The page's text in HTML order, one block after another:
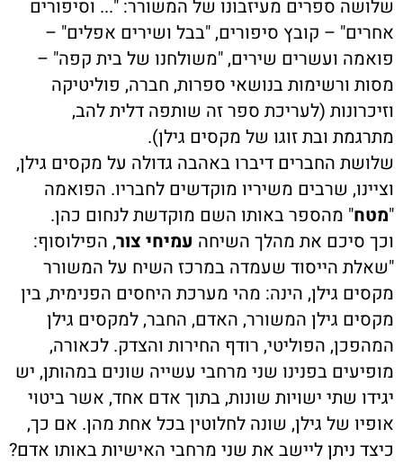
שלושה ספרים מעיזבונו של המשורר: "... וסיפורים
אחרים" – קובץ סיפורים, "בבל ושירים אפלים" –
פואמה ועשרים שירים, "משולחנו של בית קפה" –
מסות ורשימות בנושאי ספרות, חברה, פוליטיקה
וזיכרונות (לעריכת ספר זה שותפה דלית להב,
מתרגמת ובת זוגו של מקסים גילן).
שלושת החברים דיברו באהבה גדולה על מקסים גילן,
וציינו, שרבים משיריו מוקדשים לחבריו. הפואמה
"מטח" מהספר באותו השם מוקדשת לנחום כהן.
וכך סיכם את מהלך השיחה עמיחי צור, הפילוסוף:
"שאלת הייסוד שעמדה במרכז השיח על המשורר
מקסים גילן, הינה: מהי מערכת היחסים הפנימית, בין
מקסים גילן המשורר, האדם, החבר, למקסים גילן
המהפכן, הפוליטי, רודף החירות והצדק. לכאורה,
מופיעים בפנינו שני מרחבי עשייה שונים במהותן, יש
יגידו שתי ישויות שונות, בתוך אדם אחד, אשר ביטוי
אופיו של גילן, שונה לחלוטין בכל אחת מהן. אם כך,
כיצד ניתן ליישב את שני מרחבי האישיות באותו אדם?